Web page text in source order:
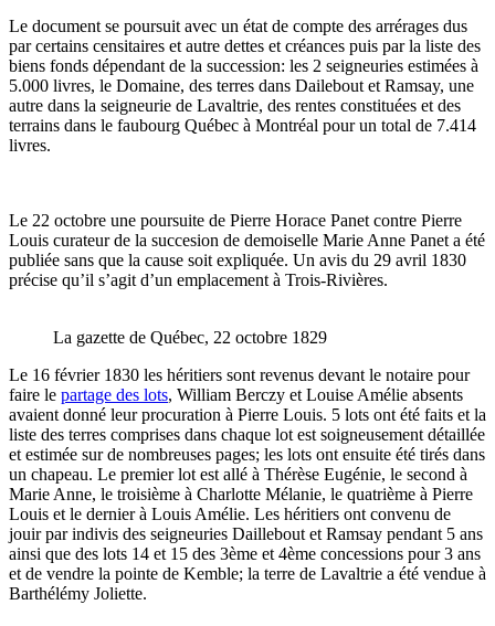
Le document se poursuit avec un état de compte des arrérages dus
par certains censitaires et autre dettes et créances puis par la liste des
biens fonds dépendant de la succession: les 2 seigneuries estimées à
5.000 livres, le Domaine, des terres dans Dailebout et Ramsay, une
autre dans la seigneurie de Lavaltrie, des rentes constituées et des
terrains dans le faubourg Québec à Montréal pour un total de 7.414
livres.
Le 22 octobre une poursuite de Pierre Horace Panet contre Pierre
Louis curateur de la succesion de demoiselle Marie Anne Panet a été
publiée sans que la cause soit expliquée. Un avis du 29 avril 1830
précise qu’il s’agit d’un emplacement à Trois-Rivières.
La gazette de Québec, 22 octobre 1829
Le 16 février 1830 les héritiers sont revenus devant le notaire pour
faire le partage des lots, William Berczy et Louise Amélie absents
avaient donné leur procuration à Pierre Louis. 5 lots ont été faits et la
liste des terres comprises dans chaque lot est soigneusement détaillée
et estimée sur de nombreuses pages; les lots ont ensuite été tirés dans
un chapeau. Le premier lot est allé à Thérèse Eugénie, le second à
Marie Anne, le troisième à Charlotte Mélanie, le quatrième à Pierre
Louis et le dernier à Louis Amélie. Les héritiers ont convenu de
jouir par indivis des seigneuries Daillebout et Ramsay pendant 5 ans
ainsi que des lots 14 et 15 des 3ème et 4ème concessions pour 3 ans
et de vendre la pointe de Kemble; la terre de Lavaltrie a été vendue à
Barthélémy Joliette.